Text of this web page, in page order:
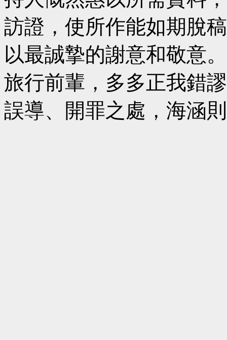
訪證，使所作能如期脫
以最誠摯的謝意和敬意
旅行前輩，多多正我錯
誤導、開罪之處，海涵